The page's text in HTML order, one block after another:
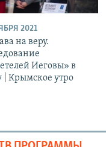
2021
на веру.
Иеговы» в
Крымское утро